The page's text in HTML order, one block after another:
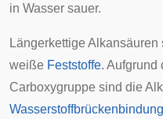
in Wasser sauer.
Längerkettige
weiße Feststoffe. Aufgrund
Carboxygruppe sind die